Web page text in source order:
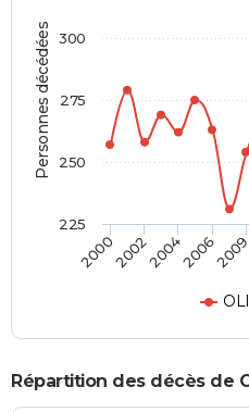
Personnes décédées
20002002200420062009
225
250
275
300
Répartition des décès de